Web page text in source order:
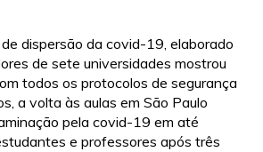
dispersão da covid-19, elaborado
de sete universidades mostrou
todos os protocolos de segurança
a volta às aulas em São Paulo
pela covid-19 em até
e professores após três